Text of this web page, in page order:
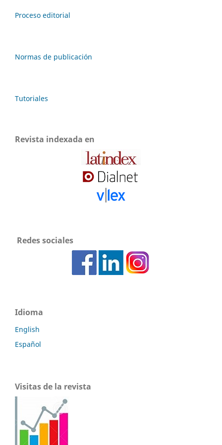
Proceso editorial
Normas de publicación
Tutoriales
Revista indexada en
Redes sociales
Idioma
English
Español
Visitas de la revista